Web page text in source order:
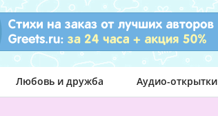
Любовь и дружба Аудио-открытки